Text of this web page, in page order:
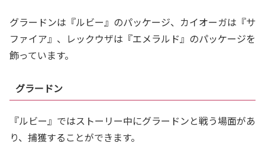
グラードンは『ルビー』のパッケージ、カイオーガは『サ
ファイア』、レックウザは『エメラルド』のパッケージを
飾っています。
グラードン
『ルビー』ではストーリー中にグラードンと戦う場面があ
り、捕獲することができます。